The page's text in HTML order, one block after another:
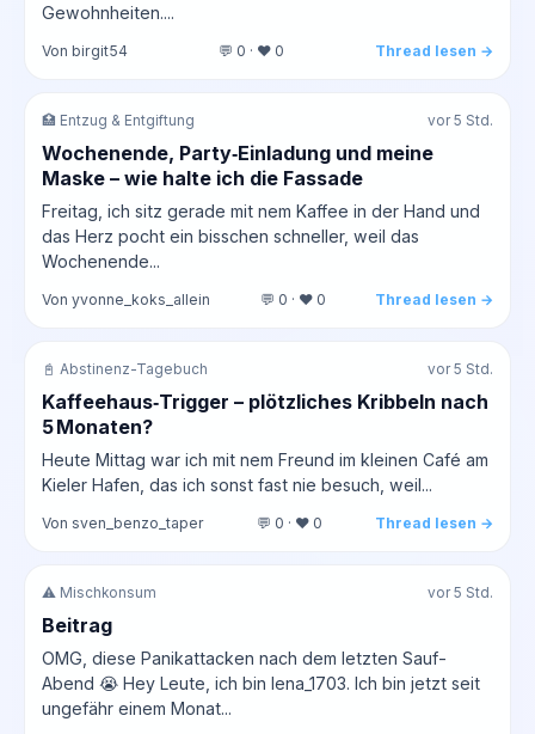
Gewohnheiten....
Von birgit54 💬 0 · ❤️ 0 Thread lesen →
🏥 Entzug & Entgiftung vor 5 Std.
Wochenende, Party‑Einladung und meine
Maske – wie halte ich die Fassade
Freitag, ich sitz gerade mit nem Kaffee in der Hand und
das Herz pocht ein bisschen schneller, weil das
Wochenende...
Von yvonne_koks_allein 💬 0 · ❤️ 0 Thread lesen →
📓 Abstinenz-Tagebuch vor 5 Std.
Kaffeehaus‑Trigger – plötzliches Kribbeln nach
5 Monaten?
Heute Mittag war ich mit nem Freund im kleinen Café am
Kieler Hafen, das ich sonst fast nie besuch, weil...
Von sven_benzo_taper 💬 0 · ❤️ 0 Thread lesen →
⚠️ Mischkonsum vor 5 Std.
Beitrag
OMG, diese Panikattacken nach dem letzten Sauf-
Abend 😭 Hey Leute, ich bin lena_1703. Ich bin jetzt seit
ungefähr einem Monat...